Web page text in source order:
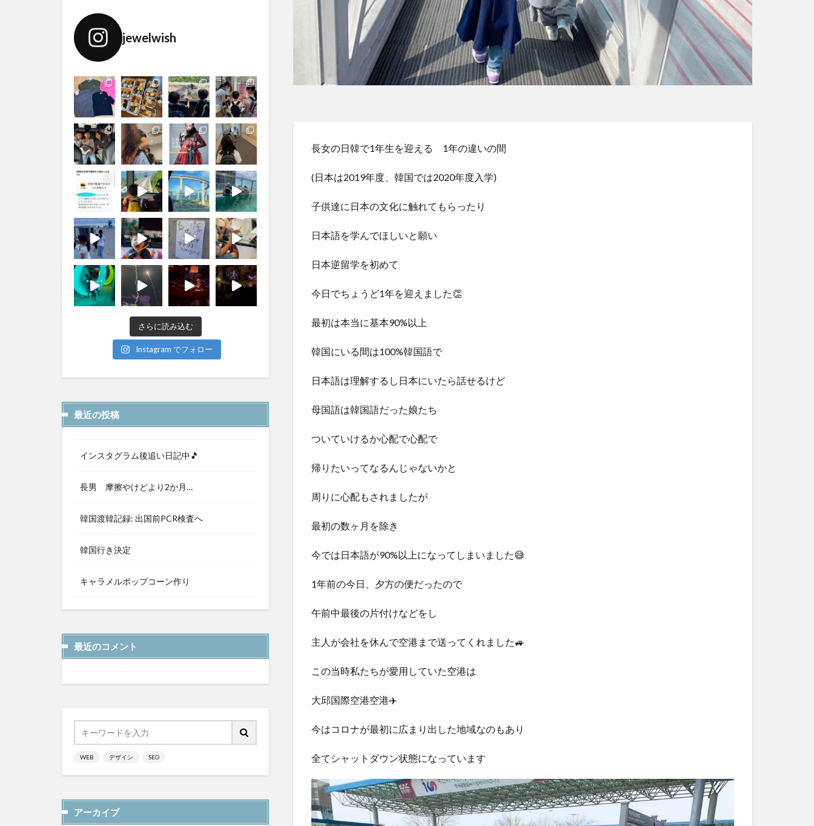
長女の日韓で1年生を迎える 1年の違いの間
(日本は2019年度、韓国では2020年度入学)
子供達に日本の文化に触れてもらったり
日本語を学んでほしいと願い
日本逆留学を初めて
今日でちょうど1年を迎えました👏
最初は本当に基本90%以上
韓国にいる間は100%韓国語で
日本語は理解するし日本にいたら話せるけど
母国語は韓国語だった娘たち
ついていけるか心配で心配で
帰りたいってなるんじゃないかと
周りに心配もされましたが
最初の数ヶ月を除き
今では日本語が90%以上になってしまいました😅
1年前の今日、夕方の便だったので
午前中最後の片付けなどをし
主人が会社を休んで空港まで送ってくれました🚙
この当時私たちが愛用していた空港は
大邱国際空港空港✈️
今はコロナが最初に広まり出した地域なのもあり
全てシャットダウン状態になっています
jewelwish
さらに読み込む
Instagram でフォロー
最近の投稿
インスタグラム後追い日記中🎵
長男 摩擦やけどより2か月…
韓国渡韓記録: 出国前PCR検査へ
韓国行き決定
キャラメルポップコーン作り
最近のコメント
WEB デザイン SEO
アーカイブ